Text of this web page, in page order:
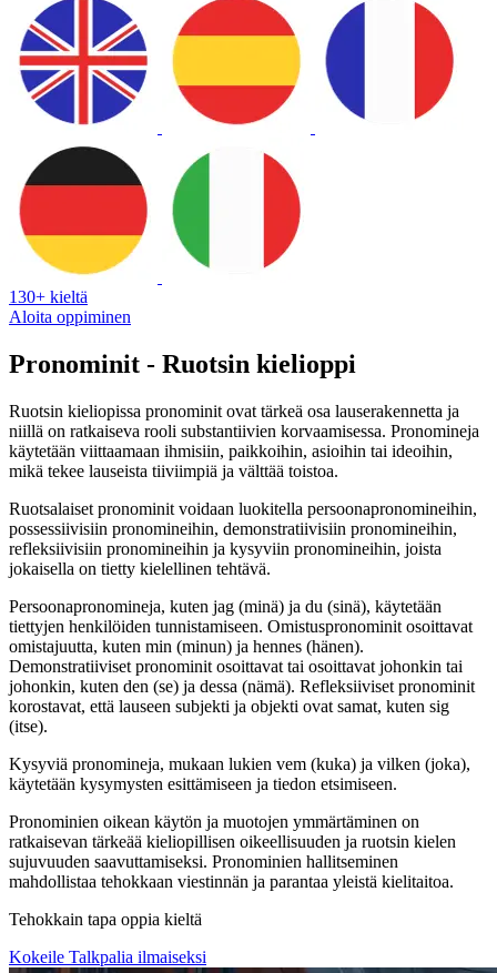
130+ kieltä
Aloita oppiminen
Pronominit - Ruotsin kielioppi
Ruotsin kieliopissa pronominit ovat tärkeä osa lauserakennetta ja
niillä on ratkaiseva rooli substantiivien korvaamisessa. Pronomineja
käytetään viittaamaan ihmisiin, paikkoihin, asioihin tai ideoihin,
mikä tekee lauseista tiiviimpiä ja välttää toistoa.
Ruotsalaiset pronominit voidaan luokitella persoonapronomineihin,
possessiivisiin pronomineihin, demonstratiivisiin pronomineihin,
refleksiivisiin pronomineihin ja kysyviin pronomineihin, joista
jokaisella on tietty kielellinen tehtävä.
Persoonapronomineja, kuten jag (minä) ja du (sinä), käytetään
tiettyjen henkilöiden tunnistamiseen. Omistuspronominit osoittavat
omistajuutta, kuten min (minun) ja hennes (hänen).
Demonstratiiviset pronominit osoittavat tai osoittavat johonkin tai
johonkin, kuten den (se) ja dessa (nämä). Refleksiiviset pronominit
korostavat, että lauseen subjekti ja objekti ovat samat, kuten sig
(itse).
Kysyviä pronomineja, mukaan lukien vem (kuka) ja vilken (joka),
käytetään kysymysten esittämiseen ja tiedon etsimiseen.
Pronominien oikean käytön ja muotojen ymmärtäminen on
ratkaisevan tärkeää kieliopillisen oikeellisuuden ja ruotsin kielen
sujuvuuden saavuttamiseksi. Pronominien hallitseminen
mahdollistaa tehokkaan viestinnän ja parantaa yleistä kielitaitoa.
Tehokkain tapa oppia kieltä
Kokeile Talkpalia ilmaiseksi